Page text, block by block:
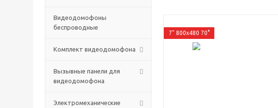
Видеодомофоны
беспроводные
Комплект видеодомофона
Вызывные панели для
видеодомофона
Электромеханические
7" 800x480 70°